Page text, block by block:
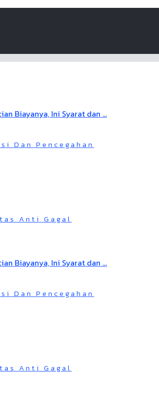
Dan Pencegahan
Anti Gagal
Dan Pencegahan
Anti Gagal